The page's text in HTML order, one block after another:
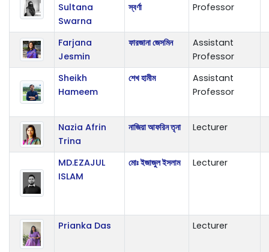
Sultana
Swarna
স্বর্ণা
Professor
Farjana
Jesmin
ফারজানা জেসমিন
Assistant
Professor
Sheikh
Hameem
শেখ হামীম
Assistant
Professor
Nazia Afrin
Trina
নাজিয়া আফরিন তৃনা Lecturer
MD.EZAJUL
ISLAM
মোঃ ইজাজুল ইসলাম Lecturer
Prianka Das Lecturer